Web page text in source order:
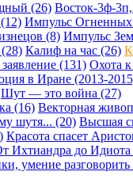
(26) Восток-3ф-
Импульс
(8) Импульс
Калиф на час (26)
(131) Охота
в Иране (2013-
Шут — это война (27)
(16) Векторная
шутя... (20) Высшая
Красота спасет
Ихтиандра до Идиота
умение разговорить